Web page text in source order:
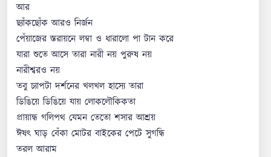
আর
ছ্যাঁকছোঁক আরও নির্জন
পেঁয়াজের স্তরায়নে লম্বা ও ধারালো পা টান করে
যারা শুতে আসে তারা নারী নয় পুরুষ নয়
নারীশ্বরও নয়
তবু চ্যাপটা দর্শনের খলখল হাস্যে তারা
ডিঙিয়ে ডিঙিয়ে যায় লোকলৌকিকতা
প্রায়ান্ধ গলিপথ যেমন তেতো শসার আশ্রয়
ঈষৎ ঘাড় বেঁকা মোটর বাইকের পেটে সুগন্ধি
তরল আরাম